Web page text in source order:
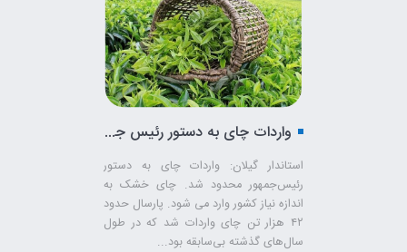
واردات چای به دستور رئیس جمهور محدود شد
استاندار گیلان: واردات چای به دستور
رئیس‌جمهور محدود شد. چای خشک به
اندازه نیاز کشور وارد می شود. پارسال حدود
۴۲ هزار تن چای واردات شد که در طول
سال‌های گذشته بی‌سابقه بود...